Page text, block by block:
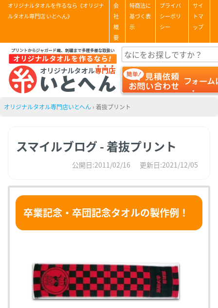
オリジナルタオルを作るなら《オリジナ
ルタオル専門店 いとへん》
会
社
概
要
特商法に
基づく表
示
プライバ
シーポリ
シー
サイ
トマ
ップ
オリジナルタオル専門店いとへん › 着抜プリント
スマイルブログ - 着抜プリント
公開日:2011/02/16 更新日:2021/12/05
卒業記念・卒団記念タオルの製作例！